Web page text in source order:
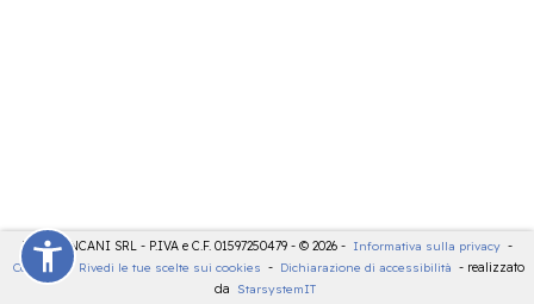
LDT - PANCANI SRL - P.IVA e C.F. 01597250479 - © 2026 - Informativa sulla privacy -
Cookies
- Rivedi le tue scelte sui cookies - Dichiarazione di accessibilità - realizzato
da
StarsystemIT